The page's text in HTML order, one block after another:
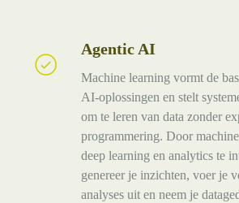
Agentic AI
Machine learning vormt de
AI-oplossingen en stelt
om te leren van data zonder
programmering. Door
deep learning en analytics te
genereer je inzichten, voer je
analyses uit en neem je
Agentic